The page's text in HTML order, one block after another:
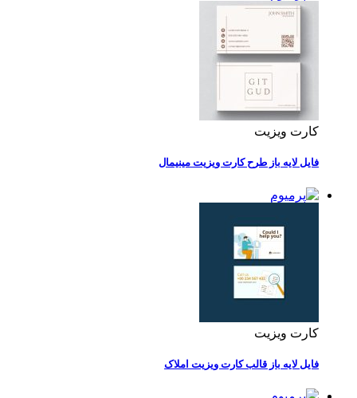
کارت ویزیت
فایل لایه باز طرح کارت ویزیت مینیمال
کارت ویزیت
فایل لایه باز قالب کارت ویزیت املاک